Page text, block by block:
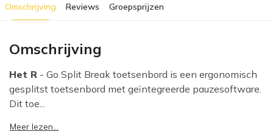
Omschrijving Reviews Groepsprijzen
Omschrijving
Het R - Go Split Break toetsenbord is een ergonomisch
gesplitst toetsenbord met geïntegreerde pauzesoftware.
Dit toe...
Meer lezen...